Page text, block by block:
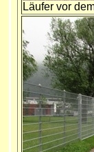
Läufer vor